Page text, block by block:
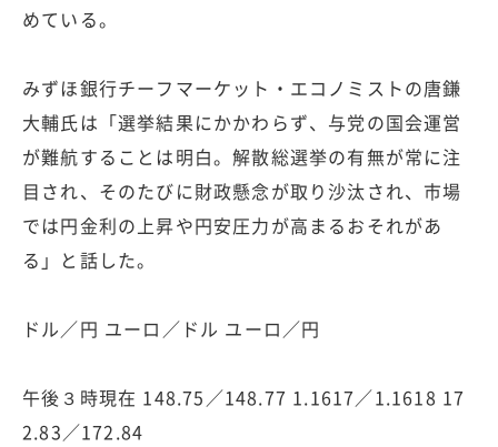
めている。
みずほ銀行チーフマーケット・エコノミストの唐鎌
大輔氏は「選挙結果にかかわらず、与党の国会運営
が難航することは明白。解散総選挙の有無が常に注
目され、そのたびに財政懸念が取り沙汰され、市場
では円金利の上昇や円安圧力が高まるおそれがあ
る」と話した。
ドル／円 ユーロ／ドル ユーロ／円
午後３時現在 148.75／148.77 1.1617／1.1618 17
2.83／172.84